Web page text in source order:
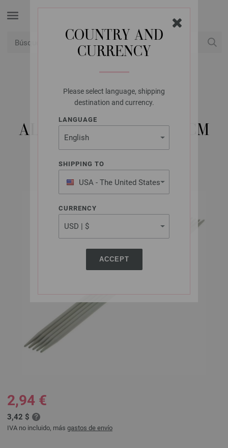
COUNTRY AND
CURRENCY
Please select language, shipping
destination and currency.
LANGUAGE
SHIPPING TO
USA - The United States
of America
CURRENCY
ACCEPT
LANA GROSSA
JUEGO DE AGUJAS
ALUMINIO NO. 4,0/20CM
2,94 €
3,42 $
IVA no incluido, más gastos de envío